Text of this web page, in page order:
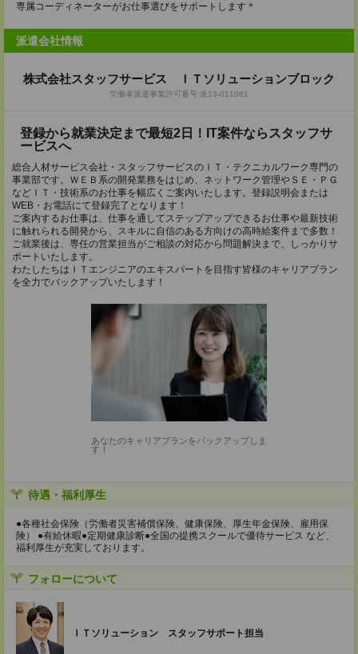
専属コーディネーターがお仕事選びをサポートします＊
派遣会社情報
株式会社スタッフサービス ＩＴソリューションブロック
労働者派遣事業許可番号:派13-011061
登録から就業決定まで最短2日！IT案件ならスタッフサ
ービスへ
総合人材サービス会社・スタッフサービスのＩＴ・テクニカルワーク専門の
事業部です。ＷＥＢ系の開発業務をはじめ、ネットワーク管理やＳＥ・ＰＧ
などＩＴ・技術系のお仕事を幅広くご案内いたします。登録説明会または
WEB・お電話にて登録完了となります！
ご案内するお仕事は、仕事を通してステップアップできるお仕事や最新技術
に触れられる開発から、スキルに自信のある方向けの高時給案件まで多数！
ご就業後は、専任の営業担当がご相談の対応から問題解決まで、しっかりサ
ポートいたします。
わたしたちはＩＴエンジニアのエキスパートを目指す皆様のキャリアプラン
を全力でバックアップいたします！
あなたのキャリアプランをバックアップしま
す！
待遇・福利厚生
●各種社会保険（労働者災害補償保険、健康保険、厚生年金保険、雇用保
険） ●有給休暇●定期健康診断●全国の提携スクールで優待サービス など、
福利厚生が充実しております。
フォローについて
ＩＴソリューション スタッフサポート担当